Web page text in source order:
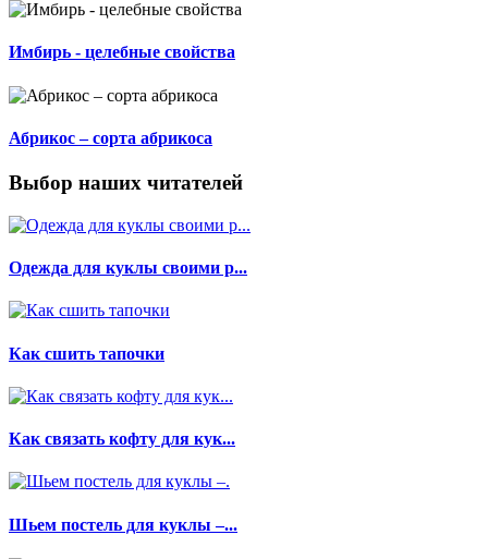
Имбирь - целебные свойства
Абрикос – сорта абрикоса
Выбор наших читателей
Одежда для куклы своими р...
Как сшить тапочки
Как связать кофту для кук...
Шьем постель для куклы –...